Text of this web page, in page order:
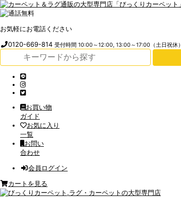
お気軽にお電話ください
0120-669-814受付時間 10:00～12:00, 13:00～17:00（土日祝休）
お買い物
ガイド
お気に入り
一覧
お問い
合わせ
会員ログイン
カートを見る